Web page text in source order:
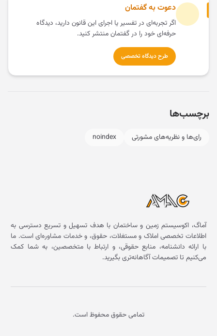
دعوت به گفتمان
اگر تجربه‌ای در تفسیر یا اجرای این قانون دارید، دیدگاه
حرفه‌ای خود را در گفتمان منتشر کنید.
طرح دیدگاه تخصصی
برچسب‌ها
رای‌ها و نظریه‌های مشورتی noindex
آماگ، اکوسیستم زمین و ساختمان با هدف تسهیل و تسریع دسترسی به
اطلاعات تخصصی املاک و مستغلات، حقوق، و خدمات مشاوره‌ای است. ما
با ارائه دانشنامه، منابع حقوقی، و ارتباط با متخصصین، به شما کمک
می‌کنیم تا تصمیمات آگاهانه‌تری بگیرید.
تمامی حقوق محفوظ است.